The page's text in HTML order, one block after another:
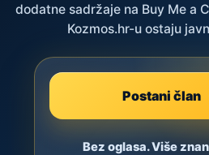
dodatne sadržaje na Buy Me a
Kozmos.hr-u ostaju
Postani član
Bez oglasa. Više